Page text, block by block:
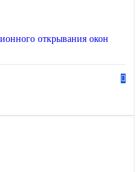
открывания окон